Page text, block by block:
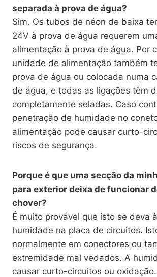
separada à prova de água?
Sim. Os tubos de néon de baixa
24V à prova de água requerem
alimentação à prova de água. Por
unidade de alimentação também
prova de água ou colocada numa
de água, e todas as ligações têm
completamente seladas. Caso
penetração de humidade no
alimentação pode causar curto-
riscos de segurança.
Porque é que uma secção da
para exterior deixa de funcionar
chover?
É muito provável que isto se deva
humidade na placa de circuitos.
normalmente em conectores ou
extremidade mal vedados. A
causar curto-circuitos ou